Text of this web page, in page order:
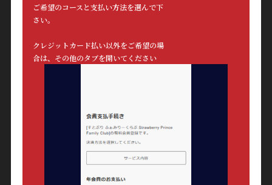
ご希望のコースと支払い方法を選んで下
さい。
クレジットカード払い以外をご希望の場
合は、その他のタブを開いてください